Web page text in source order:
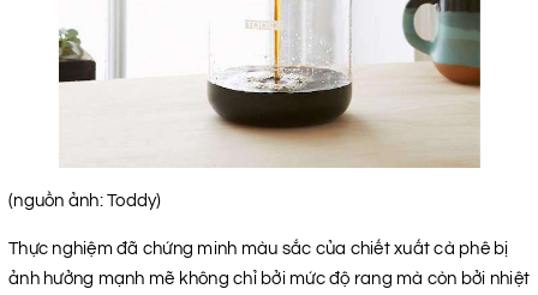
(nguồn ảnh: Toddy)
Thực nghiệm đã chứng minh màu sắc của chiết xuất cà phê bị
ảnh hưởng mạnh mẽ không chỉ bởi mức độ rang mà còn bởi nhiệt